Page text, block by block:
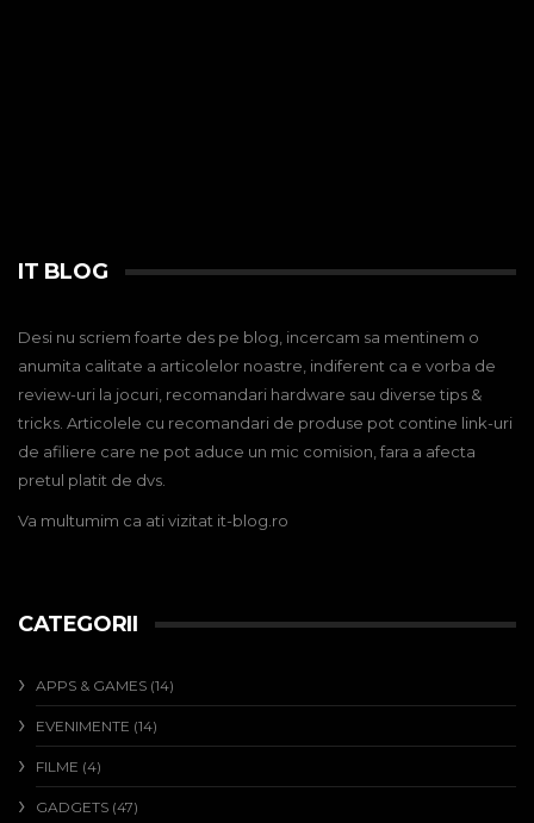
IT BLOG
Desi nu scriem foarte des pe blog, incercam sa mentinem o
anumita calitate a articolelor noastre, indiferent ca e vorba de
review-uri la jocuri, recomandari hardware sau diverse tips &
tricks. Articolele cu recomandari de produse pot contine link-uri
de afiliere care ne pot aduce un mic comision, fara a afecta
pretul platit de dvs.
Va multumim ca ati vizitat it-blog.ro
CATEGORII
APPS & GAMES (14)
EVENIMENTE (14)
FILME (4)
GADGETS (47)